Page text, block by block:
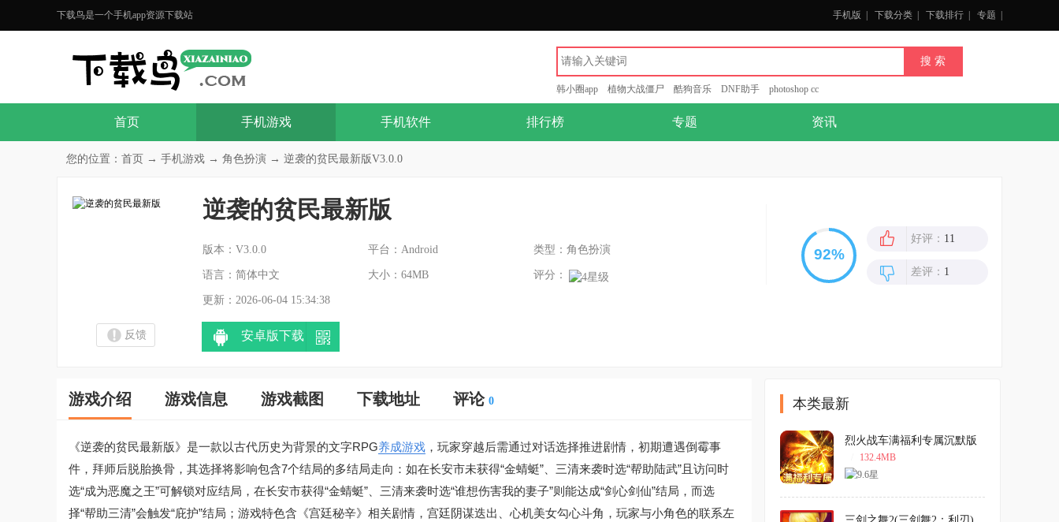
下载鸟是一个手机app资源下载站 手机版 下载分类 下载排行 专题
韩小圈app 植物大战僵尸 酷狗音乐 DNF助手 photoshop cc
首页 手机游戏 手机软件 排行榜 专题 资讯
您的位置： 首页 → 手机游戏 → 角色扮演 → 逆袭的贫民最新版V3.0.0
逆袭的贫民最新版
版本：V3.0.0 平台：Android 类型：角色扮演
语言：简体中文 大小：64MB 评分：
更新：2026-06-04 15:34:38
反馈 安卓版下载
好评： 11
差评： 1
游戏介绍 游戏信息 游戏截图 下载地址 评论 0
《逆袭的贫民最新版》是一款以古代历史为背景的文字RPG养成游戏 ，玩家穿越后需通过对话选择推进剧情，初期遭遇倒霉事
件，拜师后脱胎换骨，其选择将影响包含7个结局的多结局走向：如在长安市未获得“金蜻蜓”、三清来袭时选“帮助陆武”且访问时
选“成为恶魔之王”可解锁对应结局，在长安市获得“金蜻蜓”、三清来袭时选“谁想伤害我的妻子”则能达成“剑心剑仙”结局，而选
择“帮助三清”会触发“庇护”结局；游戏特色含《宫廷秘辛》相关剧情，宫廷阴谋迭出、心机美女勾心斗角，玩家与小角色的联系左
本类最新
烈火战车满福利专属沉默版
132.4MB